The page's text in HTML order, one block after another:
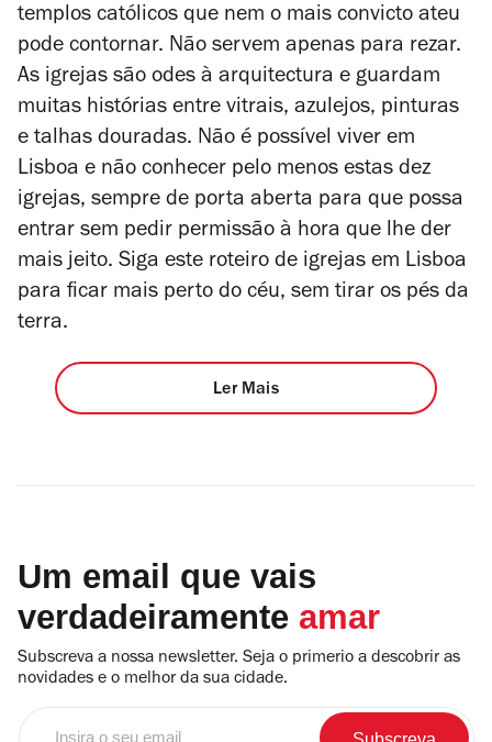
templos católicos que nem o mais convicto ateu
pode contornar. Não servem apenas para rezar.
As igrejas são odes à arquitectura e guardam
muitas histórias entre vitrais, azulejos, pinturas
e talhas douradas. Não é possível viver em
Lisboa e não conhecer pelo menos estas dez
igrejas, sempre de porta aberta para que possa
entrar sem pedir permissão à hora que lhe der
mais jeito. Siga este roteiro de igrejas em Lisboa
para ficar mais perto do céu, sem tirar os pés da
terra.
Ler Mais
Um email que vais
verdadeiramente amar
Subscreva a nossa newsletter. Seja o primerio a descobrir as
novidades e o melhor da sua cidade.